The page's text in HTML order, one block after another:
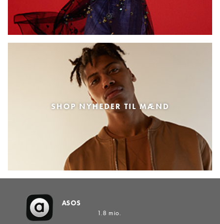
SHOP NYHEDER TIL MÆND
ASOS
1.8 mio.